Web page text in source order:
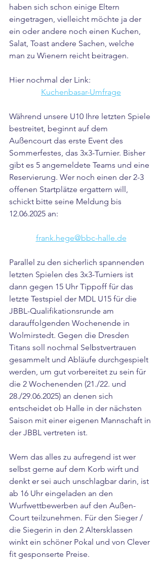
haben sich schon einige Eltern
eingetragen, vielleicht möchte ja der
ein oder andere noch einen Kuchen,
Salat, Toast andere Sachen, welche
man zu Wienern reicht beitragen.
Kuchenbasar-Umfrage
Während unsere U10 Ihre letzten Spiele
bestreitet, beginnt auf dem
Außencourt das erste Event des
Sommerfestes, das 3x3-Turnier. Bisher
gibt es 5 angemeldete Teams und eine
Reservierung. Wer noch einen der 2-3
offenen Startplätze ergattern will,
schickt bitte seine Meldung bis
12.06.2025 an:
frank.hege@bbc-halle.de
Parallel zu den sicherlich spannenden
letzten Spielen des 3x3-Turniers ist
dann gegen 15 Uhr Tippoff für das
letzte Testspiel der MDL U15 für die
JBBL-Qualifikationsrunde am
darauffolgenden Wochenende in
Wolmirstedt. Gegen die Dresden
Titans soll nochmal Selbstvertrauen
gesammelt und Abläufe durchgespielt
werden, um gut vorbereitet zu sein für
die 2 Wochenenden (21./22. und
28./29.06.2025) an denen sich
entscheidet ob Halle in der nächsten
Saison mit einer eigenen Mannschaft in
der JBBL vertreten ist.
Wem das alles zu aufregend ist wer
selbst gerne auf dem Korb wirft und
denkt er sei auch unschlagbar darin, ist
ab 16 Uhr eingeladen an den
Wurfwettbewerben auf den Außen-
Court teilzunehmen. Für den Sieger /
die Siegerin in den 2 Altersklassen
winkt ein schöner Pokal und von Clever
fit gesponserte Preise.